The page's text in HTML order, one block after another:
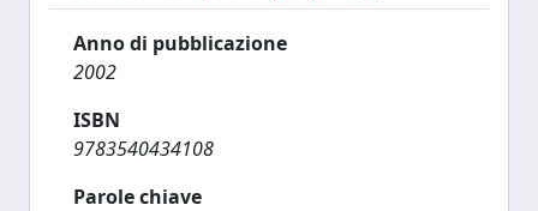
Anno di pubblicazione
2002
ISBN
9783540434108
Parole chiave